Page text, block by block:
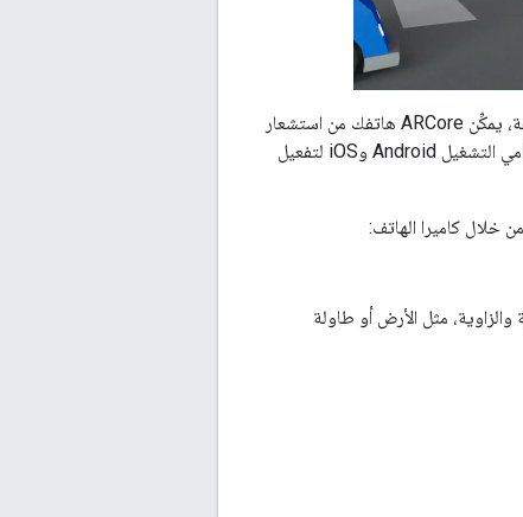
ARCore هو منصة Google لإنشاء تجارب الواقع المعزّز. وباستخدام واجهات برمجة تطبيقات مختلفة، يمكِّن ARCore هاتفك من استشعار
البيئة المحيطة به وفهم العالم والتفاعل مع المعلومات. تتوفر بعض واجهات برمجة التطبيقات على نظامي التشغيل Android وiOS لتفعيل
مثل الأرض أو طاولة